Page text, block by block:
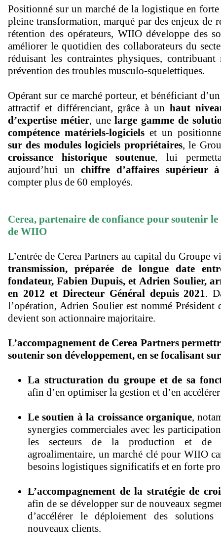
Positionné sur un marché de la logistique en forte
pleine transformation, marqué par des enjeux de
rétention des opérateurs, WIIO développe des
améliorer le quotidien des collaborateurs du
réduisant les contraintes physiques, contribuant
prévention des troubles musculo-squelettiques.
Opérant sur ce marché porteur, et bénéficiant
attractif et différenciant, grâce à un haut
d’expertise métier, unelarge gamme de
compétence matériels-logiciels et un
sur des modules logiciels propriétaires, le
croissance historique soutenue, lui
aujourd’hui unchiffre d’affaires supérieur
compter plus de 60 employés.
Cerea, partenaire de confiance pour soutenir le
de WIIO
L’entrée de Cerea Partners au capital du Groupe
transmission, préparée de longue date
fondateur, Fabien Dupuis, et Adrien Soulier,
en 2012 et Directeur Général depuis 2021.
l’opération, Adrien Soulier est nommé Président
devient son actionnaire majoritaire.
L’accompagnement de Cerea Partners
soutenir son développement, en se focalisant
La structuration du groupe et de sa
afin d’en optimiser la gestion et d’en
Le soutien à la croissance organique,
synergies commerciales avec les
les secteurs de la production et de
agroalimentaire, un marché clé pour WIIO
besoins logistiques significatifs et en forte
L’accompagnement de la stratégie de
afin de se développer sur de nouveaux
d’accélérer le déploiement des
nouveaux clients.